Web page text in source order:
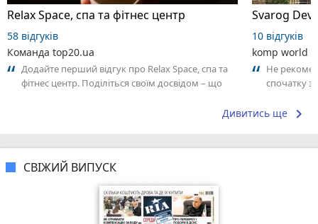
Relax Space, спа та фітнес центр
58 відгуків
Команда top20.ua
Додайте перший відгук про Relax Space, спа та
фітнес центр. Поділіться своїм досвідом – що
10 відгуків
komp world
Не
спочатку
Дивитись ще keyboard_arrow_right
СВІЖИЙ ВИПУСК